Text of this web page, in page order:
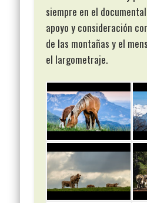
siempre en el
apoyo y consideración
de las montañas y el
el largometraje.